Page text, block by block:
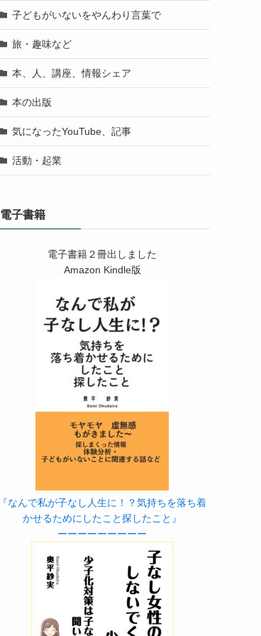
子どもがいないをやんわり言葉で
旅・趣味など
本、人、講座、情報シェア
本の出版
気になったYouTube、記事
活動・起業
電子書籍
電子書籍２冊出しました
Amazon Kindle版
『なんで私が子なし人生に！？気持ちを落ち着
かせるためにしたこと探したこと』
ーーーーーーーーー